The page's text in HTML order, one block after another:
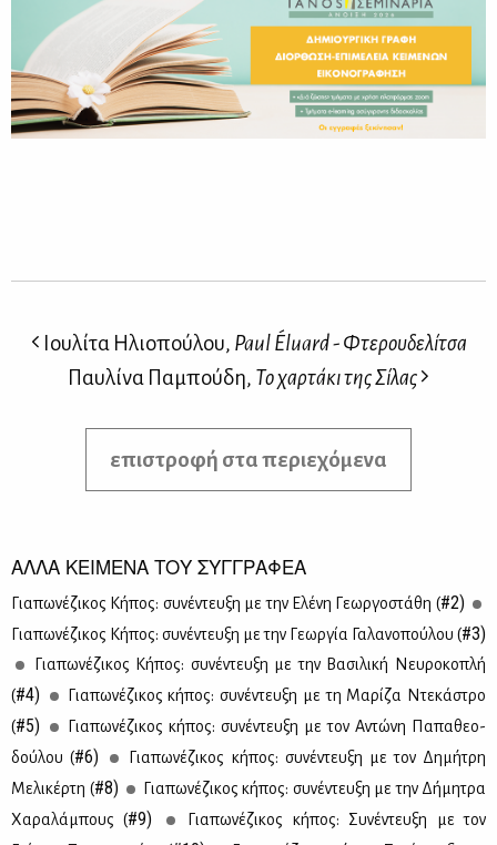
Ιουλίτα Ηλιοπούλου, Paul Éluard - Φτερουδελίτσα
Παυλίνα Παμπούδη, Το χαρτάκι της Σίλας
επιστροφή στα περιεχόμενα
ΑΛΛΑ ΚΕΙΜΕΝΑ ΤΟΥ ΣΥΓΓΡΑΦΕΑ
Για­πω­νέ­ζι­κος Κή­πος: συ­νέ­ντευ­ξη με την Ελέ­νη Γε­ωρ­γο­στά­θη (#2)
Για­πω­νέ­ζι­κος Κή­πος: συ­νέ­ντευ­ξη με την Γε­ωρ­γία Γα­λα­νο­πού­λου (#3)
Για­πω­νέ­ζι­κος Κή­πος: συ­νέ­ντευ­ξη με την Βα­σι­λι­κή Νευ­ρο­κο­πλή
(#4)
Για­πω­νέ­ζι­κος κή­πος: συ­νέ­ντευ­ξη με τη Μα­ρί­ζα Ντε­κά­στρο
(#5)
Για­πω­νέ­ζι­κος κή­πος: συ­νέ­ντευ­ξη με τον Αντώ­νη Πα­πα­θε­ο­
δού­λου (#6)
Για­πω­νέ­ζι­κος κή­πος: συ­νέ­ντευ­ξη με τον Δη­μή­τρη
Με­λι­κέρ­τη (#8)
Για­πω­νέ­ζι­κος κή­πος: συ­νέ­ντευ­ξη με την Δή­μη­τρα
Χα­ρα­λά­μπους (#9)
Για­πω­νέ­ζι­κος κή­πος: Συ­νέ­ντευ­ξη με τον